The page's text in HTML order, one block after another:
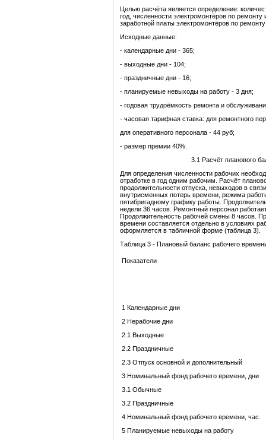
Целью расчёта является определение:
год, численности электромонтёров по
заработной платы электромонтёров по
Исходные данные:
- календарные дни - 365;
- выходные дни - 104;
- праздничные дни - 16;
- планируемые невыходы на работу - 3 дня;
- годовая трудоёмкость ремонта и
- часовая тарифная ставка: для ремонтного
для оперативного персонала - 44 руб;
- размер премии 40%.
3.1 Расчёт планового
Для определения численности рабочих
отработке в год одним рабочим. Расчёт
продолжительности отпуска, невыходов в
внутрисменных потерь времени, режима
пятибригадному графику работы.
недели 36 часов. Ремонтный персонал
Продолжительность рабочей смены 8 часов.
времени составляется отдельно в условиях
оформляется в табличной форме (таблица 3).
Таблица 3 - Плановый баланс рабочего
Показатели
1 Календарные дни
2 Нерабочие дни
2.1 Выходные
2.2 Праздничные
2.3 Отпуск основной и дополнительный
3 Номинальный фонд рабочего времени, дни
3.1 Обычные
3.2 Праздничные
4 Номинальный фонд рабочего времени, час.
5 Планируемые невыходы на работу